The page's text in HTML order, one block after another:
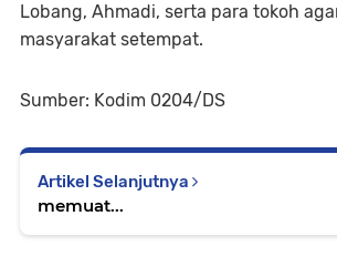
Lobang, Ahmadi, serta para tokoh
masyarakat setempat.
Sumber: Kodim 0204/DS
Artikel Selanjutnya
memuat...